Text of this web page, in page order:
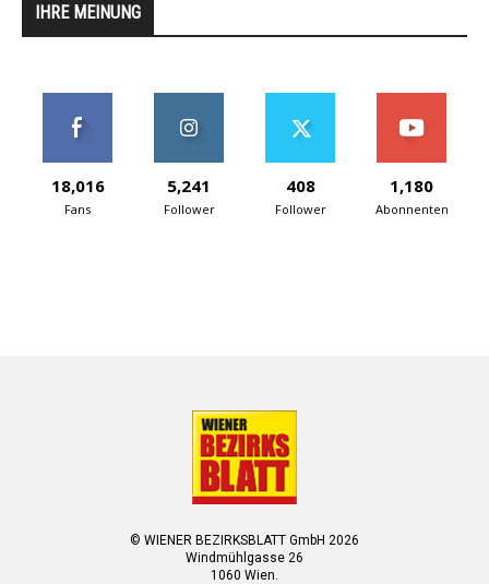
IHRE MEINUNG
18,016
Fans
5,241
Follower
408
Follower
1,180
Abonnenten
© WIENER BEZIRKSBLATT GmbH 2026
Windmühlgasse 26
1060 Wien.